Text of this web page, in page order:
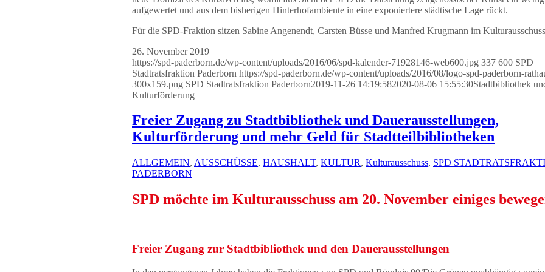
aufgewertet und aus dem bisherigen Hinterhofambiente in eine exponiertere städtische Lage rückt.
Für die SPD-Fraktion sitzen Sabine Angenendt, Carsten Büsse und Manfred Krugmann im
26. November 2019
https://spd-paderborn.de/wp-content/uploads/2016/06/spd-kalender-71928146-web600.jpg 337 600 SPD
Stadtratsfraktion Paderborn https://spd-paderborn.de/wp-content/uploads/2016/08/logo-spd-paderborn-
300x159.png SPD Stadtratsfraktion Paderborn2019-11-26 14:19:582020-08-06 15:55:30Stadtbibliothek
Kulturförderung
Freier Zugang zu Stadtbibliothek und Dauerausstellungen,
Kulturförderung und mehr Geld für Stadtteilbibliotheken
ALLGEMEIN, AUSSCHÜSSE, HAUSHALT, KULTUR, Kulturausschuss, SPD
PADERBORN
SPD möchte im Kulturausschuss am 20. November einiges
Freier Zugang zur Stadtbibliothek und den Dauerausstellungen